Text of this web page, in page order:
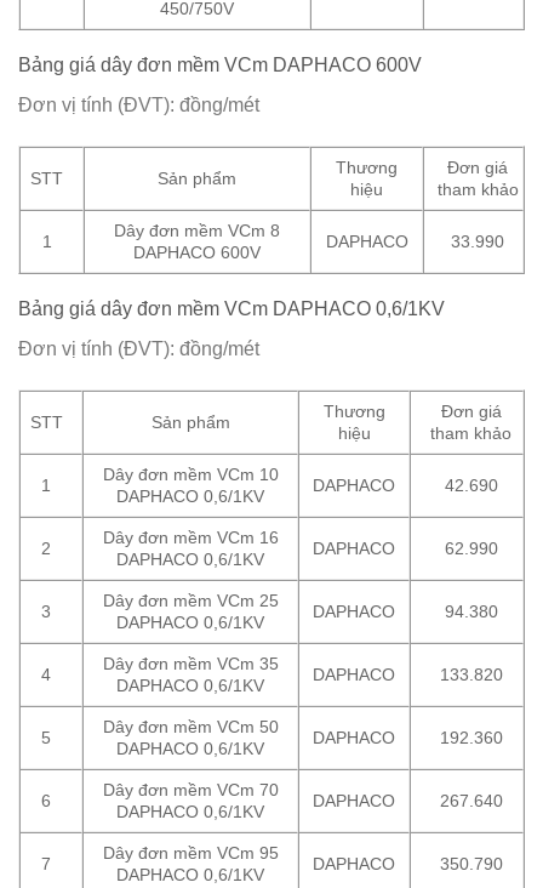
450/750V
Bảng giá dây đơn mềm VCm DAPHACO 600V
Đơn vị tính (ĐVT): đồng/mét
STT Sản phẩm
Thương
hiệu
Đơn giá
tham khảo
1
Dây đơn mềm VCm 8
DAPHACO 600V
DAPHACO 33.990
Bảng giá dây đơn mềm VCm DAPHACO 0,6/1KV
Đơn vị tính (ĐVT): đồng/mét
STT Sản phẩm
Thương
hiệu
Đơn giá
tham khảo
1
Dây đơn mềm VCm 10
DAPHACO 0,6/1KV
DAPHACO 42.690
2
Dây đơn mềm VCm 16
DAPHACO 0,6/1KV
DAPHACO 62.990
3
Dây đơn mềm VCm 25
DAPHACO 0,6/1KV
DAPHACO 94.380
4
Dây đơn mềm VCm 35
DAPHACO 0,6/1KV
DAPHACO 133.820
5
Dây đơn mềm VCm 50
DAPHACO 0,6/1KV
DAPHACO 192.360
6
Dây đơn mềm VCm 70
DAPHACO 0,6/1KV
DAPHACO 267.640
7
Dây đơn mềm VCm 95
DAPHACO 0,6/1KV
DAPHACO 350.790